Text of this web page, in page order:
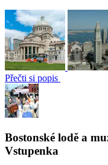
Přečti si popis
Bostonské lodě a
Vstupenka